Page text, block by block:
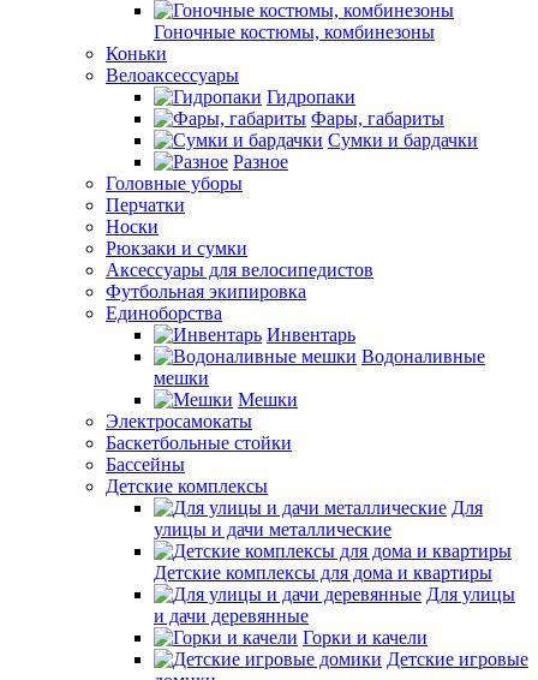
Гоночные костюмы, комбинезоны
Коньки
Велоаксессуары
Гидропаки
Фары, габариты
Сумки и бардачки
Разное
Головные уборы
Перчатки
Носки
Рюкзаки и сумки
Аксессуары для велосипедистов
Футбольная экипировка
Единоборства
Инвентарь
Водоналивные
мешки
Мешки
Электросамокаты
Баскетбольные стойки
Бассейны
Детские комплексы
Для
улицы и дачи металлические
Детские комплексы для дома и квартиры
Для улицы
и дачи деревянные
Горки и качели
Детские игровые